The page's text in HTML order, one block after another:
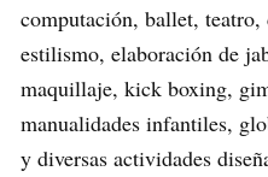
computación, ballet,
estilismo, elaboración de
maquillaje, kick boxing,
manualidades infantiles,
y diversas actividades